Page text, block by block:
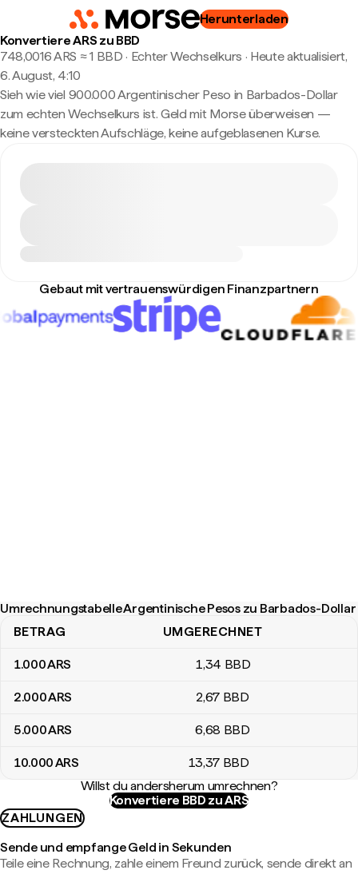
Herunterladen
Konvertiere ARS zu BBD
748,0016 ARS ≈ 1 BBD · Echter Wechselkurs · Heute aktualisiert,
6. August, 4:10
Sieh wie viel 900.000 Argentinischer Peso in Barbados-Dollar
zum echten Wechselkurs ist. Geld mit Morse überweisen —
keine versteckten Aufschläge, keine aufgeblasenen Kurse.
Gebaut mit vertrauenswürdigen Finanzpartnern
Umrechnungstabelle Argentinische Pesos zu Barbados-Dollar
Umrechnungstabelle Argentinische Pesos zu Barbados-Dollar
BETRAG UMGERECHNET
1.000ARS 1,34 BBD
2.000ARS 2,67 BBD
5.000ARS 6,68 BBD
10.000ARS 13,37 BBD
Willst du andersherum umrechnen?
Konvertiere BBD zu ARS
ZAHLUNGEN
Sende und empfange Geld in Sekunden
Teile eine Rechnung, zahle einem Freund zurück, sende direkt an